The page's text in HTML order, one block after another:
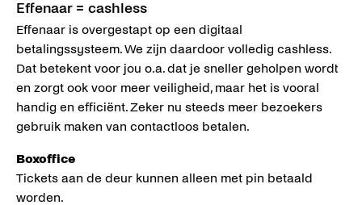
Effenaar = cashless
Effenaar is overgestapt op een digitaal
betalingssysteem. We zijn daardoor volledig cashless.
Dat betekent voor jou o.a. dat je sneller geholpen wordt
en zorgt ook voor meer veiligheid, maar het is vooral
handig en efficiënt. Zeker nu steeds meer bezoekers
gebruik maken van contactloos betalen.
Boxoffice
Tickets aan de deur kunnen alleen met pin betaald
worden.